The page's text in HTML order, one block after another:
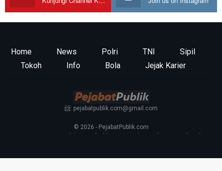
Home News Polri TNI
Sipil
Tokoh
Info Bola Jejak Karier
📨: pejabatpublik.com@gmail.com
© 2026 - PejabatPublik.com